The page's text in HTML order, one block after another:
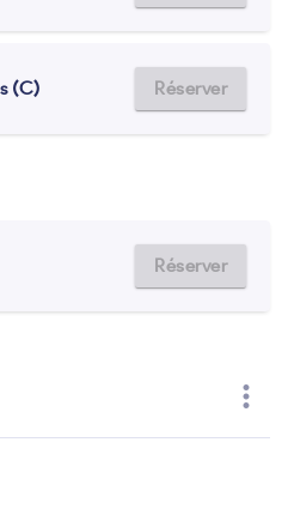
(C) Réserver
Réserver
more_vert